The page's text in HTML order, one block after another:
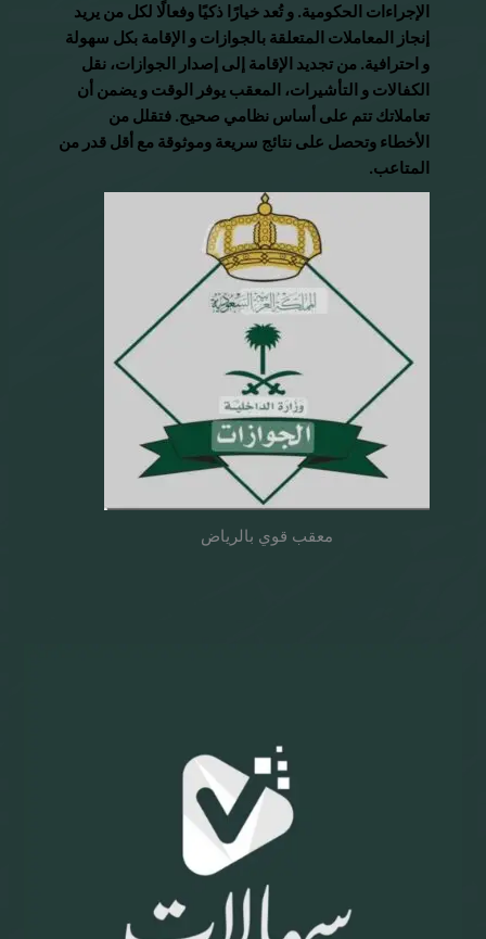
الإجراءات الحكومية. و تُعد خيارًا ذكيًا وفعالًا لكل من يريد
إنجاز المعاملات المتعلقة بالجوازات و الإقامة بكل سهولة
و احترافية. من تجديد الإقامة إلى إصدار الجوازات، نقل
الكفالات و التأشيرات، المعقب يوفر الوقت و يضمن أن
تعاملاتك تتم على أساس نظامي صحيح. فتقلل من
الأخطاء وتحصل على نتائج سريعة وموثوقة مع أقل قدر من
المتاعب.
معقب قوي بالرياض